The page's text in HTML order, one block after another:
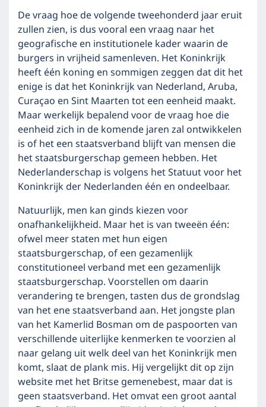
De vraag hoe de volgende tweehonderd jaar eruit
zullen zien, is dus vooral een vraag naar het
geografische en institutionele kader waarin de
burgers in vrijheid samenleven. Het Koninkrijk
heeft één koning en sommigen zeggen dat dit het
enige is dat het Koninkrijk van Nederland, Aruba,
Curaçao en Sint Maarten tot een eenheid maakt.
Maar werkelijk bepalend voor de vraag hoe die
eenheid zich in de komende jaren zal ontwikkelen
is of het een staatsverband blijft van mensen die
het staatsburgerschap gemeen hebben. Het
Nederlanderschap is volgens het Statuut voor het
Koninkrijk der Nederlanden één en ondeelbaar.
Natuurlijk, men kan ginds kiezen voor
onafhankelijkheid. Maar het is van tweeën één:
ofwel meer staten met hun eigen
staatsburgerschap, of een gezamenlijk
constitutioneel verband met een gezamenlijk
staatsburgerschap. Voorstellen om daarin
verandering te brengen, tasten dus de grondslag
van het ene staatsverband aan. Het jongste plan
van het Kamerlid Bosman om de paspoorten van
verschillende uiterlijke kenmerken te voorzien al
naar gelang uit welk deel van het Koninkrijk men
komt, slaat de plank mis. Hij vergelijkt dit op zijn
website met het Britse gemenebest, maar dat is
geen staatsverband. Het omvat een groot aantal